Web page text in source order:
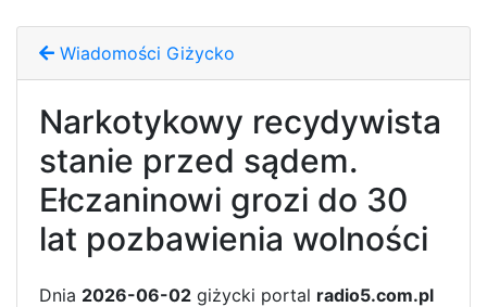
Wiadomości Giżycko
Narkotykowy recydywista
stanie przed sądem.
Ełczaninowi grozi do 30
lat pozbawienia wolności
Dnia 2026-06-02 giżycki portal radio5.com.pl